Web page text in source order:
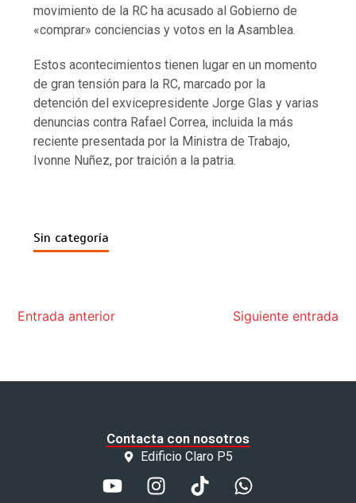
movimiento de la RC ha acusado al Gobierno de
«comprar» conciencias y votos en la Asamblea.
Estos acontecimientos tienen lugar en un momento
de gran tensión para la RC, marcado por la
detención del exvicepresidente Jorge Glas y varias
denuncias contra Rafael Correa, incluida la más
reciente presentada por la Ministra de Trabajo,
Ivonne Nuñez, por traición a la patria.
Sin categoría
Entrada anterior Siguiente entrada
Contacta con nosotros
Edificio Claro P5